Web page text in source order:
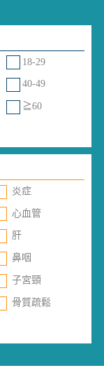
18-29
40-49
≧60
炎症
心血管
肝
鼻咽
子宮頸
骨質疏鬆